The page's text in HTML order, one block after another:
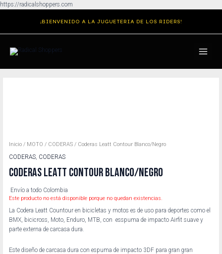
https://radicalshoppers.com
contenido
¡BIENVENIDO A LA JUGUETERIA DE LOS RIDERS!
MENU
Inicio / MOTO / CODERAS / Coderas Leatt Contour Blanco/Negro
CODERAS CODERAS
CODERAS LEATT CONTOUR BLANCO/NEGRO
Envío a todo Colombia
Este producto no está disponible porque no quedan existencias.
La Codera Leatt Countour en bicicletas y motos es de uso para deportes como el
BMX, bicicross, Moto, Enduro, MTB, con esspuma de impacto Airfit suave y
parte externa de carcasa dura.
Este diseño de carcasa dura con espuma de impacto 3DF para gran gran